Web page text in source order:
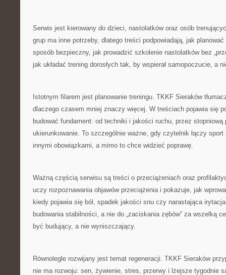
Serwis jest kierowany do dzieci, nastolatków oraz osób
grup ma inne potrzeby, dlatego treści podpowiadają, jak
sposób bezpieczny, jak prowadzić szkolenie nastolatków bez
jak układać trening dorosłych tak, by wspierał samopoczucie, a
Istotnym filarem jest planowanie treningu. TKKF Sieraków
dlaczego czasem mniej znaczy więcej. W treściach pojawia się
budować fundament: od techniki i jakości ruchu, przez stopniową
ukierunkowanie. To szczególnie ważne, gdy czytelnik łączy
innymi obowiązkami, a mimo to chce widzieć poprawę.
Ważną częścią serwisu są treści o przeciążeniach oraz
uczy rozpoznawania objawów przeciążenia i pokazuje, jak
kiedy pojawia się ból, spadek jakości snu czy narastająca
budowania stabilności, a nie do „zaciskania zębów” za wszelką
być budujący, a nie wyniszczający.
Równolegle rozwijany jest temat regeneracji. TKKF Sieraków
nie ma rozwoju: sen, żywienie, stres, przerwy i lżejsze tygodnie